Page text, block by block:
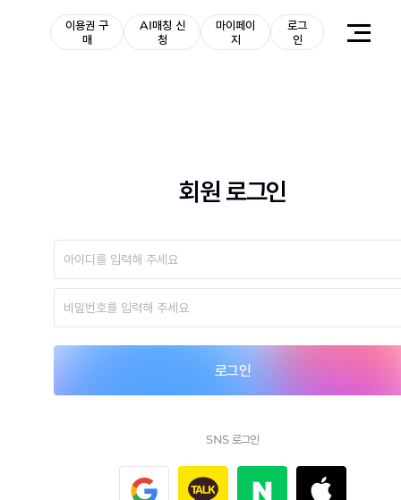
이용권 구
매
AI매칭 신
청
마이페이
지
로그
인
회원 로그인
로그인
SNS 로그인